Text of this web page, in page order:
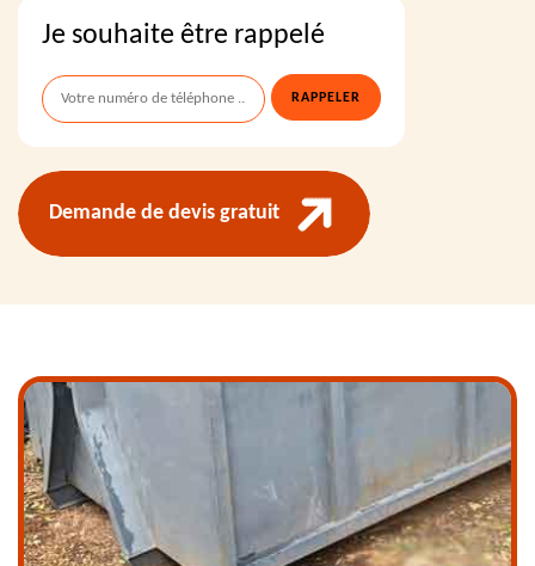
Je souhaite être rappelé
Demande de devis gratuit